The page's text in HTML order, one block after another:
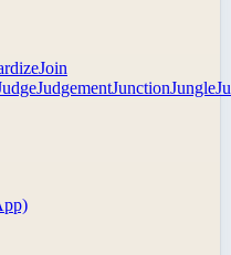
Join
JudgementJunctionJungle